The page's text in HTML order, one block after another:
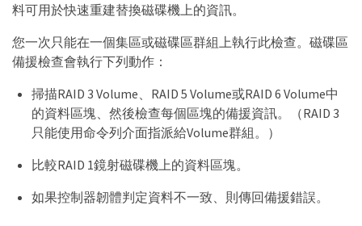
料可用於快速重建替換磁碟機上的資訊。
您一次只能在一個集區或磁碟區群組上執行此檢查。磁碟區
備援檢查會執行下列動作：
掃描RAID 3 Volume、RAID 5 Volume或RAID 6 Volume中
的資料區塊、然後檢查每個區塊的備援資訊。（RAID 3
只能使用命令列介面指派給Volume群組。）
比較RAID 1鏡射磁碟機上的資料區塊。
如果控制器韌體判定資料不一致、則傳回備援錯誤。